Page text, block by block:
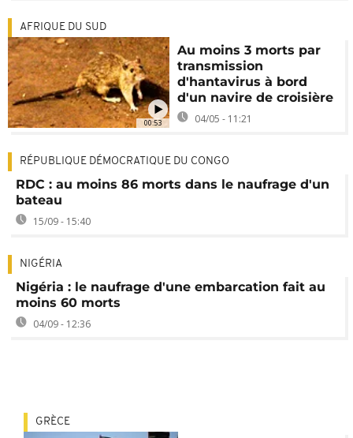
00:53
AFRIQUE DU SUD
Au moins 3 morts par
transmission
d'hantavirus à bord
d'un navire de croisière
04/05 - 11:21
RÉPUBLIQUE DÉMOCRATIQUE DU CONGO
RDC : au moins 86 morts dans le naufrage d'un
bateau
15/09 - 15:40
NIGÉRIA
Nigéria : le naufrage d'une embarcation fait au
moins 60 morts
04/09 - 12:36
GRÈCE